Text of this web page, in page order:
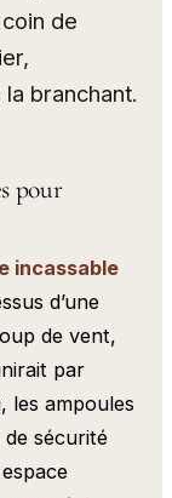
de
branchant.
pour
incassable
d’une
de vent,
par
les ampoules
de sécurité